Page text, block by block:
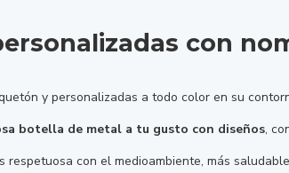
con
y personalizadas a todo color en su
botella de metal a tu gusto con diseños,
con el medioambiente, más